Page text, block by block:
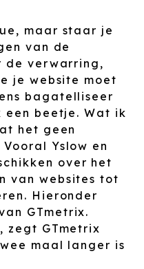
maar staar je
van de
de verwarring,
je website moet
bagatelliseer
een beetje. Wat ik
het geen
Yslow en
over het
van websites tot
Hieronder
GTmetrix.
zegt GTmetrix
maal langer is